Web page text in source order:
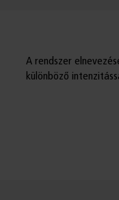
A rendszer
különböző